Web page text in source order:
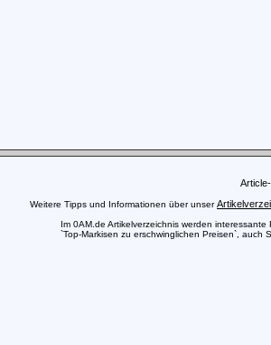
Weitere Tipps und Informationen über unser
Im 0AM.de Artikelverzeichnis werden
`Top-Markisen zu erschwinglichen Preisen`, auch